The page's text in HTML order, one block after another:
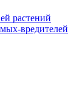
растений
вредителей